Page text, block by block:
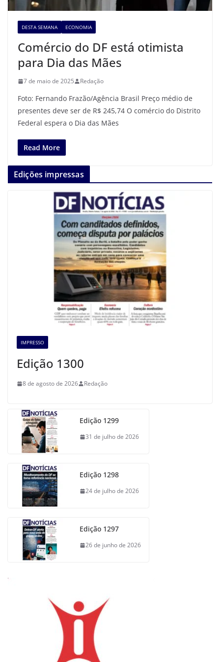
DESTA SEMANA ECONOMIA
Comércio do DF está otimista
para Dia das Mães
7 de maio de 2025 Redação
Foto: Fernando Frazão/Agência Brasil Preço médio de
presentes deve ser de R$ 245,74 O comércio do Distrito
Federal espera o Dia das Mães
Read More
Edições impressas
IMPRESSO
Edição 1300
8 de agosto de 2026 Redação
Edição 1299
31 de julho de 2026
Edição 1298
24 de julho de 2026
Edição 1297
26 de junho de 2026